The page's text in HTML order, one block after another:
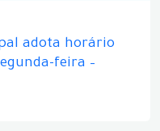
adota horário
feira –